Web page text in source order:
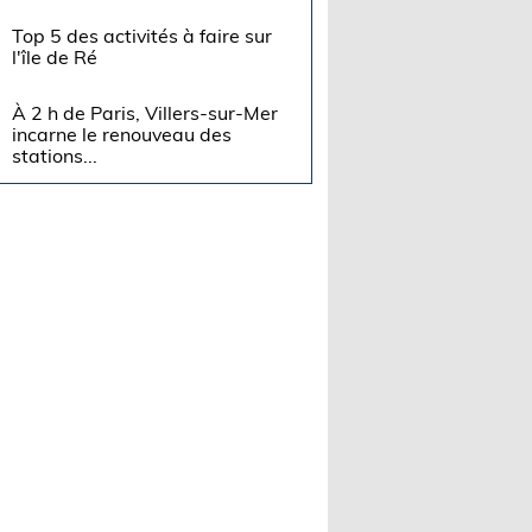
Top 5 des activités à faire sur
l'île de Ré
À 2 h de Paris, Villers-sur-Mer
incarne le renouveau des
stations...